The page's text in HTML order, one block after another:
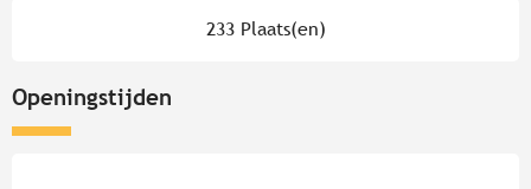
233 Plaats(en)
Openingstijden